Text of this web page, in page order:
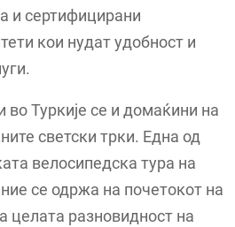
и сертифицирани
кои нудат удобност и
во Туркије се и домаќини на
светски трки. Една од
велосипедска тура на
се одржа на почетокот на
целата разновидност на